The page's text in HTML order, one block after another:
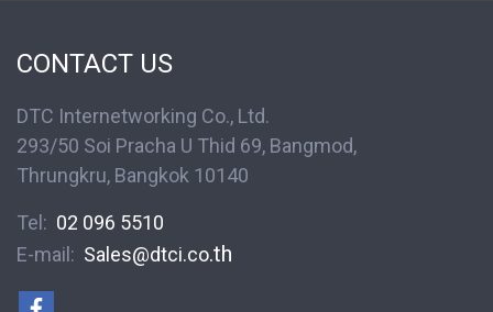
CONTACT US
DTC Internetworking Co., Ltd.
293/50 Soi Pracha U Thid 69, Bangmod,
Thrungkru, Bangkok 10140
Tel: 02 096 5510
E-mail: Sales@dtci.co.th